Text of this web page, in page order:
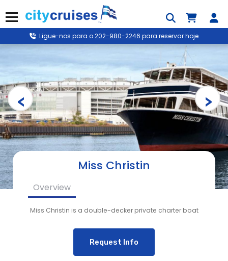
para
conteúdo
Menu
Ligue-nos para o202-980-2246 para reservar hoje
Miss Christin
Overview
Miss Christin is a double-decker private charter boat
Request Info